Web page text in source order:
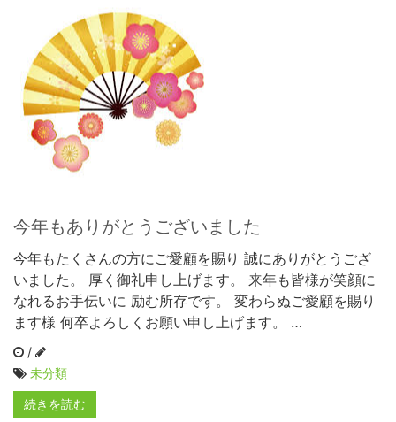
今年もありがとうございました
今年もたくさんの方にご愛顧を賜り 誠にありがとうござ
いました。 厚く御礼申し上げます。 来年も皆様が笑顔に
なれるお手伝いに 励む所存です。 変わらぬご愛顧を賜り
ます様 何卒よろしくお願い申し上げます。 …
/
未分類
続きを読む